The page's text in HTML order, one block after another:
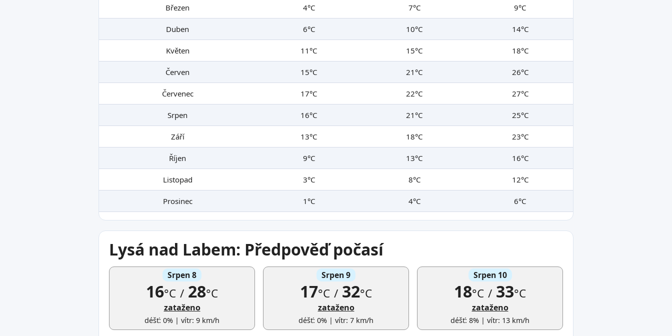
Březen 4°C 7°C 9°C
Duben 6°C 10°C 14°C
Květen 11°C 15°C 18°C
Červen 15°C 21°C 26°C
Červenec 17°C 22°C 27°C
Srpen 16°C 21°C 25°C
Září 13°C 18°C 23°C
Říjen 9°C 13°C 16°C
Listopad 3°C 8°C 12°C
Prosinec 1°C 4°C 6°C
Lysá nad Labem: Předpověď počasí
Srpen 8
16°C / 28°C
zataženo
déšť: 0% | vítr: 9 km/h
Srpen 9
17°C / 32°C
zataženo
déšť: 0% | vítr: 7 km/h
Srpen 10
18°C / 33°C
zataženo
déšť: 8% | vítr: 13 km/h